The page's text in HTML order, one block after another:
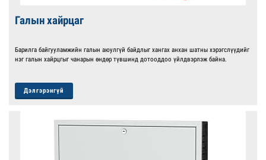
Галын хайрцаг
Барилга байгууламжийн галын аюулгүй байдлыг хангах анхан шатны хэрэгслүүдийг
нэг галын хайрцгыг чанарын өндөр түвшинд дотооддоо үйлдвэрлэж байна.
Дэлгэрэнгүй